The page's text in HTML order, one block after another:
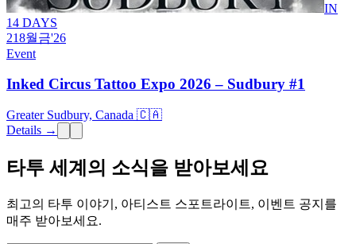
IN
14 DAYS
218월금'26
Event
Inked Circus Tattoo Expo 2026 – Sudbury #1
Greater Sudbury, Canada 🇨🇦
Details →
타투 세계의 소식을 받아보세요
최고의 타투 이야기, 아티스트 스포트라이트, 이벤트 공지를
매주 받아보세요.